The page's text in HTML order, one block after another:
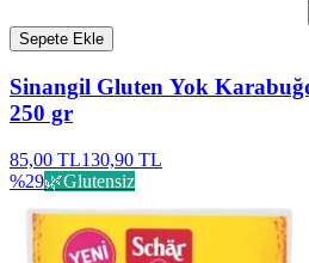
Sepete Ekle
Sinangil Gluten Yok
250 gr
85,00 TL130,90 TL
%29🌿Glutensiz